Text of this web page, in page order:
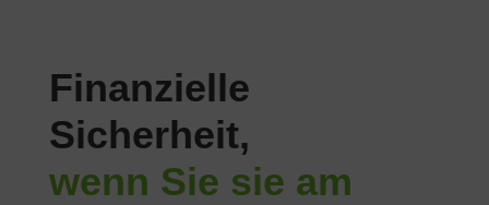
Finanzielle
Sicherheit,
wenn Sie sie am